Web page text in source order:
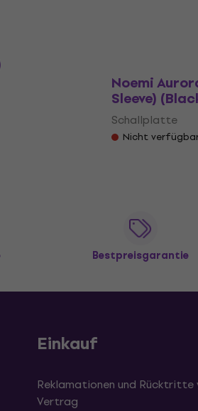
Noemi
Sleeve)
Schallplatte
Nicht
Bestpreisgarantie
Einkauf
Reklamationen und Rücktritte
Vertrag